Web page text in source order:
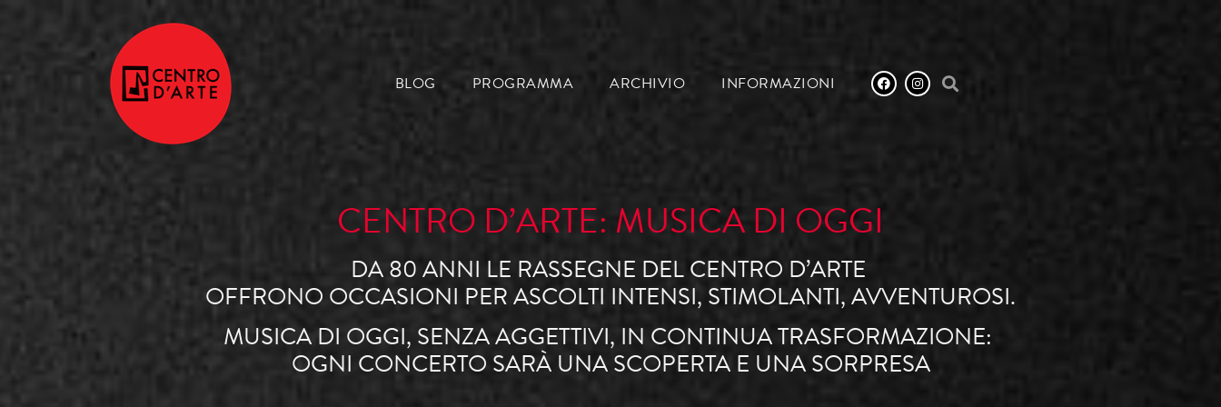
BLOG PROGRAMMA ARCHIVIO INFORMAZIONI
CENTRO D’ARTE: MUSICA DI OGGI
DA 80 ANNI LE RASSEGNE DEL CENTRO D’ARTE
OFFRONO OCCASIONI PER ASCOLTI INTENSI, STIMOLANTI, AVVENTUROSI.
MUSICA DI OGGI, SENZA AGGETTIVI, IN CONTINUA TRASFORMAZIONE:
OGNI CONCERTO SARÀ UNA SCOPERTA E UNA SORPRESA